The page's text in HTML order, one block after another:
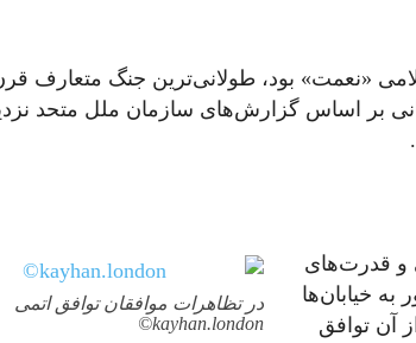
«نعمت» بود، طولانی‌ترین جنگ متعارف
بر اساس گزارش‌های سازمان ملل متحد
در تظاهرات موافقان توافق اتمی
kayhan.london©
و قدرت‌های
به خیابان‌ها
آن توافق